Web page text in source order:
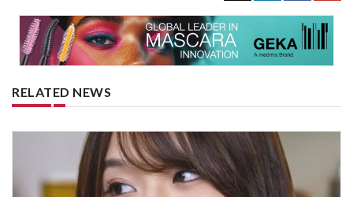
RELATED NEWS